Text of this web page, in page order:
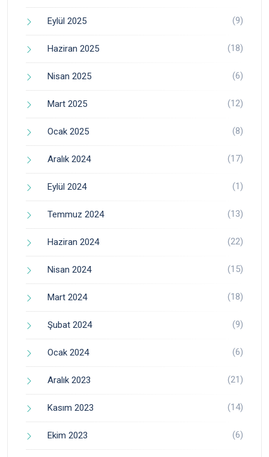
Eylül 2025 (9)
Haziran 2025 (18)
Nisan 2025 (6)
Mart 2025 (12)
Ocak 2025 (8)
Aralık 2024 (17)
Eylül 2024 (1)
Temmuz 2024 (13)
Haziran 2024 (22)
Nisan 2024 (15)
Mart 2024 (18)
Şubat 2024 (9)
Ocak 2024 (6)
Aralık 2023 (21)
Kasım 2023 (14)
Ekim 2023 (6)